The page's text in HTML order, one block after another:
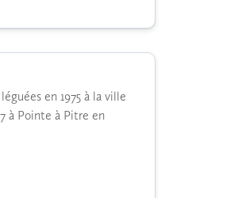
en 1975 à la ville
à Pointe à Pitre en